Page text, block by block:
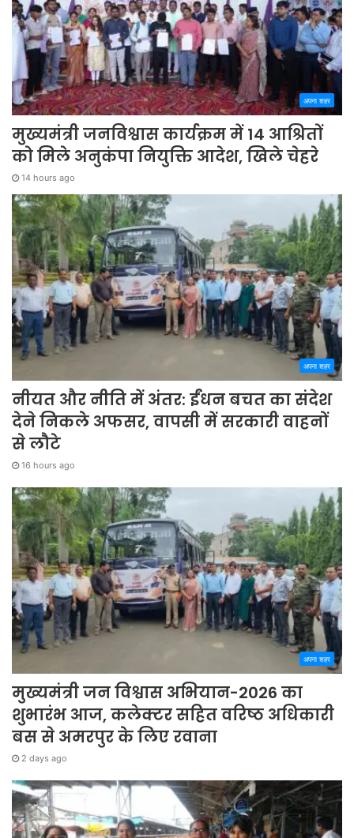
अपना शहर
मुख्यमंत्री जनविश्वास कार्यक्रम में 14 आश्रितों
को मिले अनुकंपा नियुक्ति आदेश, खिले चेहरे
14 hours ago
अपना शहर
नीयत और नीति में अंतर: ईंधन बचत का संदेश
देने निकले अफसर, वापसी में सरकारी वाहनों
से लौटे
16 hours ago
अपना शहर
मुख्यमंत्री जन विश्वास अभियान-2026 का
शुभारंभ आज, कलेक्टर सहित वरिष्ठ अधिकारी
बस से अमरपुर के लिए रवाना
2 days ago